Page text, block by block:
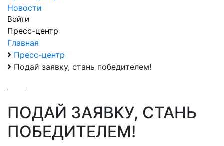
Новости
Войти
Пресс-центр
Главная
Пресс-центр
Подай заявку, стань победителем!
ПОДАЙ ЗАЯВКУ, СТАНЬ
ПОБЕДИТЕЛЕМ!